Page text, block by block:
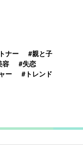
ナー
#親と子
容
#失恋
ー #トレンド